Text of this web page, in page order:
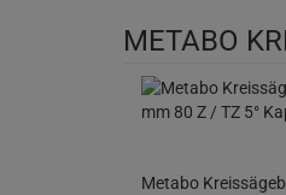
METABO
Metabo